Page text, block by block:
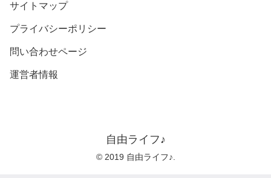
サイトマップ
プライバシーポリシー
問い合わせページ
運営者情報
自由ライフ♪
© 2019 自由ライフ♪.